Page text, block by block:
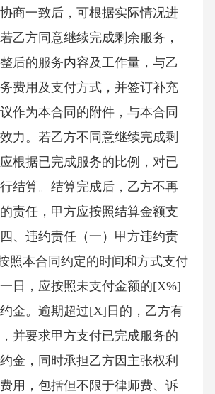
商一致后，可根据实际情况进
乙方同意继续完成剩余服务，
后的服务内容及工作量，与乙
费用及支付方式，并签订补充
作为本合同的附件，与本合同
力。若乙方不同意继续完成剩
根据已完成服务的比例，对已
结算。结算完成后，乙方不再
责任，甲方应按照结算金额支
、违约责任（一）甲方违约责
照本合同约定的时间和方式支付
日，应按照未支付金额的[X%]
金。逾期超过[X]日的，乙方有
并要求甲方支付已完成服务的
金，同时承担乙方因主张权利
用，包括但不限于律师费、诉